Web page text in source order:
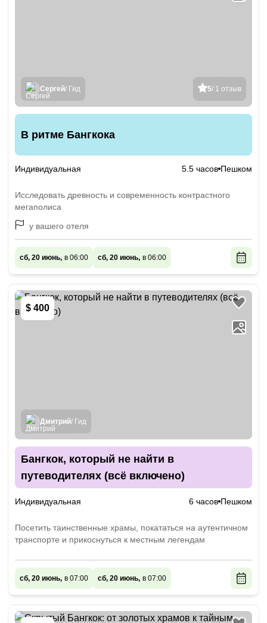
5/ 1 отзыв
Сергей/ Гид
В ритме Бангкока
Индивидуальная 5.5 часов Пешком
Исследовать древность и современность контрастного
мегаполиса
у вашего отеля
сб, 20 июнь, в 06:00 сб, 20 июнь, в 06:00
$ 400
Дмитрий/ Гид
Бангкок, который не найти в
путеводителях (всё включено)
Индивидуальная 6 часов Пешком
Посетить таинственные храмы, покататься на аутентичном
транспорте и прикоснуться к местным легендам
сб, 20 июнь, в 07:00 сб, 20 июнь, в 07:00